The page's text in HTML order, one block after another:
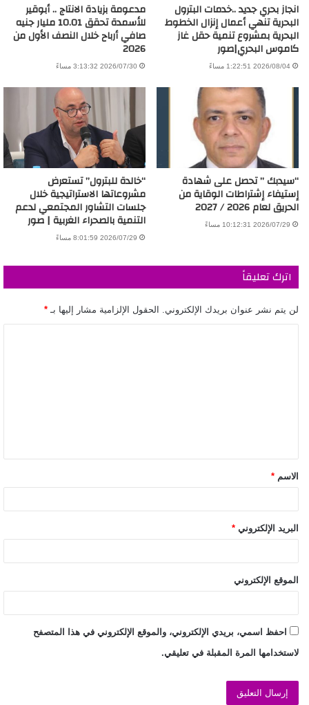
انجاز بحري جديد ..خدمات البترول
البحرية تنهي أعمال إنزال الخطوط
البحرية بمشروع تنمية حقل غاز
كاموس البحري|صور
2026/08/04 1:22:51 مساءً
مدعومة بزيادة الانتاج .. أبوقير
للأسمدة تحقق 10.01 مليار جنيه
صافي أرباح خلال النصف الأول من
2026
2026/07/30 3:13:32 مساءً
“سيدبك ” تحصل على شهادة
إستيفاء إشتراطات الوقاية من
الحريق لعام 2026 / 2027
2026/07/29 10:12:31 مساءً
“خالدة للبترول” تستعرض
مشروعاتها الاستراتيجية خلال
جلسات التشاور المجتمعي لدعم
التنمية بالصحراء الغربية | صور
2026/07/29 8:01:59 مساءً
اترك تعليقاً
لن يتم نشر عنوان بريدك الإلكتروني. الحقول الإلزامية مشار إليها بـ *
الاسم *
البريد الإلكتروني *
الموقع الإلكتروني
احفظ اسمي، بريدي الإلكتروني، والموقع الإلكتروني في هذا المتصفح
لاستخدامها المرة المقبلة في تعليقي.